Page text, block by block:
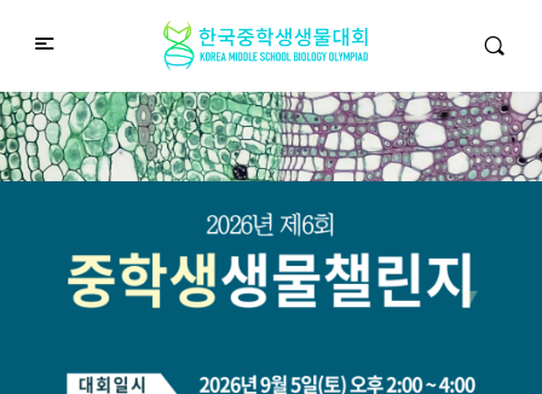
중학생생물챌린지
Middle School Korea Biology Olympiad